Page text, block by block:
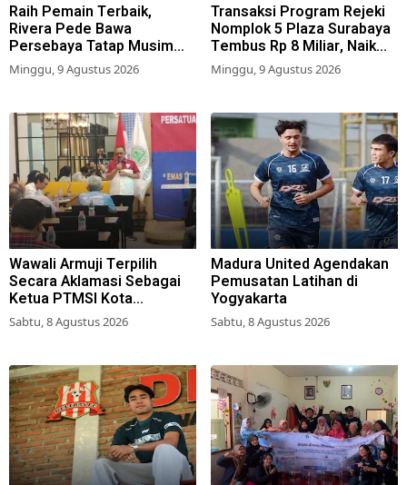
Raih Pemain Terbaik,
Rivera Pede Bawa
Persebaya Tatap Musim
2026-2027
Minggu, 9 Agustus 2026
Transaksi Program Rejeki
Nomplok 5 Plaza Surabaya
Tembus Rp 8 Miliar, Naik
57,2 Persen dari Tahun Lalu
Minggu, 9 Agustus 2026
Wawali Armuji Terpilih
Secara Aklamasi Sebagai
Ketua PTMSI Kota
Surabaya
Sabtu, 8 Agustus 2026
Madura United Agendakan
Pemusatan Latihan di
Yogyakarta
Sabtu, 8 Agustus 2026